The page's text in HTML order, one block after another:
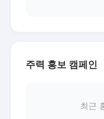
주력 홍보 캠페인
최근